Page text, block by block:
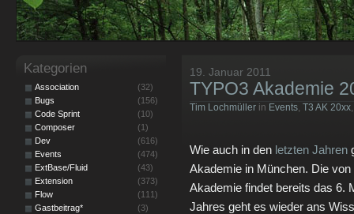
19. Januar 2011
TYPO3 Akademie
Tim Lochmüller in Events, T3 AK 20xx
Wie auch in den letzten Jahren
Akademie in München. Die
Akademie findet bereits das 6.
Jahres geht es wieder ans
Kategorien
Association
(32)
Bugs
(156)
Code Sprint
(10)
Composer
(1)
Dev
(616)
Events
(474)
ExtBase/Fluid
(43)
Extension
(373)
Flow
(111)
Gastbeitrag*
(3)